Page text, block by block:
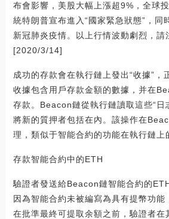
布會影響，美股大幅上漲超9%，全球
統特朗普宣布進入“國家緊急狀態”，同
新冠肺炎疫情。以上行情波動劇烈，請
[2020/3/14]
成功的存款會在執行鏈上發出“收據”，
收據包含用戶存款金額的數據，并在
存款。Beacon鏈從執行鏈讀取這些“日
將新的質押者包括在內。該操作在
理，類似于智能合約的功能在執行鏈上
存款智能合約中的ETH
驗證者發送給Beacon鏈智能合約的
因為智能合約未被編寫為具有提幣功能
在批準最終可提取余額之前，驗證者在